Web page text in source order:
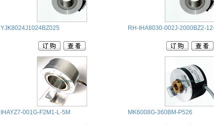
YJK8024J1024BZ025 RH-IHA8030-002J-2000BZ2-
IHAYZ7-001G-F2M1-L-5M MK6008G-360BM-P526